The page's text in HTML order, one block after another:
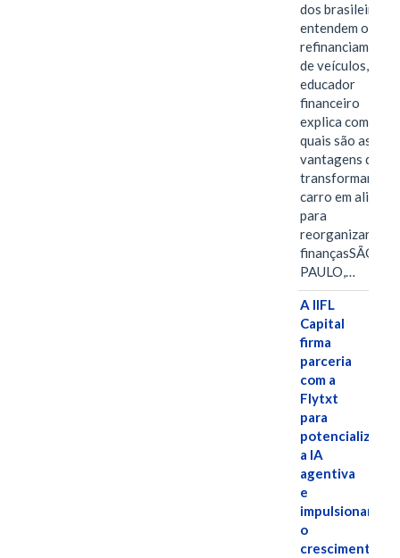
dos brasileiros
entendem o
refinanciamento
de veículos,
educador
financeiro
explica como e
quais são as
vantagens de
transformar o
carro em aliado
para
reorganizar as
finançasSÃO
PAULO,…
A IIFL
Capital
firma
parceria
com a
Flytxt
para
potencializar
a IA
agentiva
e
impulsionar
o
crescimento